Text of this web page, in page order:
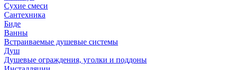
Сухие смеси
Сантехника
Биде
Ванны
Встраиваемые душевые системы
Душ
Душевые ограждения, уголки и поддоны